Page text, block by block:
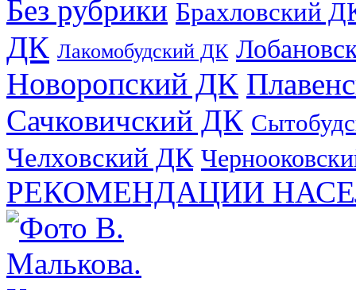
Без рубрики Брахловский
ДК Лакомобудский ДК
Новоропский ДК
Сачковичский ДК
Челховский ДК
РЕКОМЕНДАЦИИ